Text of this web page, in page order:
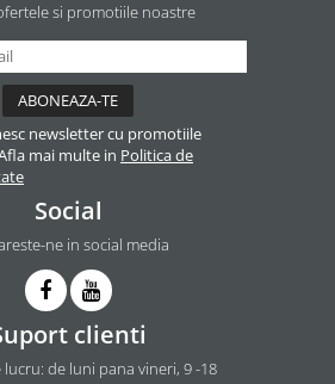
si promotiile noastre
newsletter cu promotiile
mai multe in Politica de
Social
ne in social media
clienti
lucru: de luni pana vineri, 9 -18